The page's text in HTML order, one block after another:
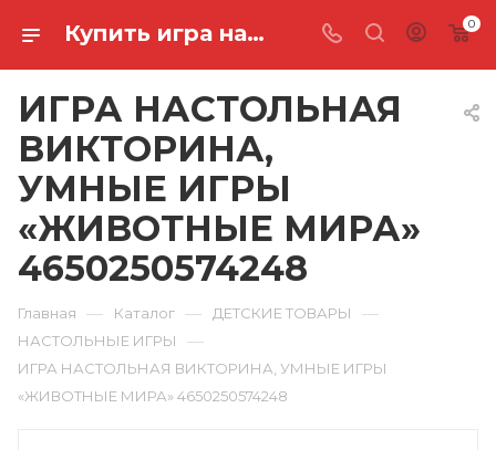
Купить игра настольная викторина, умные игры «животные мира» 4650250574248 в Ростове-на-Дону 0
ИГРА НАСТОЛЬНАЯ
ВИКТОРИНА,
УМНЫЕ ИГРЫ
«ЖИВОТНЫЕ МИРА»
4650250574248
Главная — Каталог — ДЕТСКИЕ ТОВАРЫ —
НАСТОЛЬНЫЕ ИГРЫ —
ИГРА НАСТОЛЬНАЯ ВИКТОРИНА, УМНЫЕ ИГРЫ
«ЖИВОТНЫЕ МИРА» 4650250574248